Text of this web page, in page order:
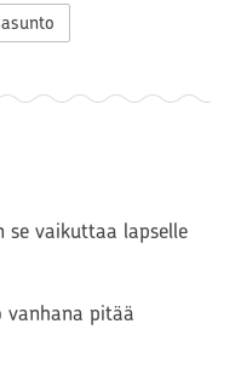
se vaikuttaa lapselle
vanhana pitää